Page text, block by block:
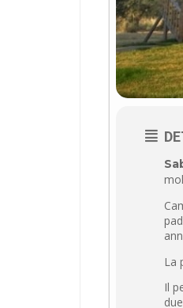
La
Il